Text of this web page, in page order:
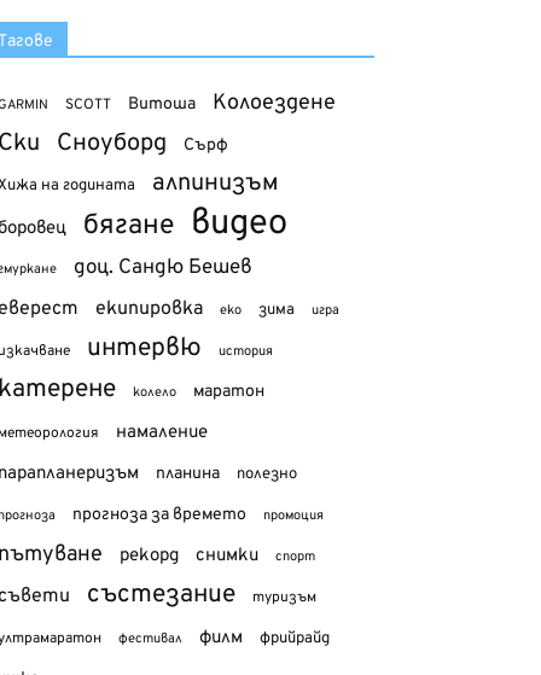
SCOTT Витоша Колоездене
Сноуборд Сърф
на годината алпинизъм
бягане видео
доц. Сандю Бешев
екипировка еко зима игра
интервю история
колело маратон
намаление
планина полезно
прогноза за времето промоция
рекорд снимки спорт
състезание туризъм
фестивал филм фрийрайд